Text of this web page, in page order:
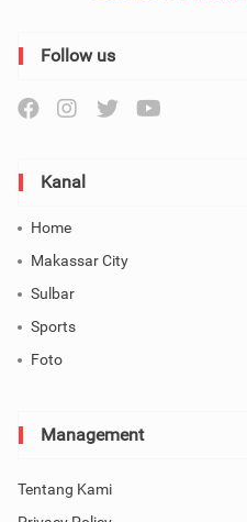
Follow us
Kanal
Home
Makassar City
Sulbar
Sports
Foto
Management
Tentang Kami